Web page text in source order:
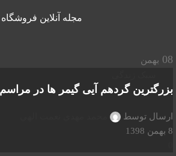
مجله آنلاین فروشگاه
08 بهمن
بزرگترین گردهم آیی گیمر ها در مراسم
ارسال توسط
8 بهمن 1398